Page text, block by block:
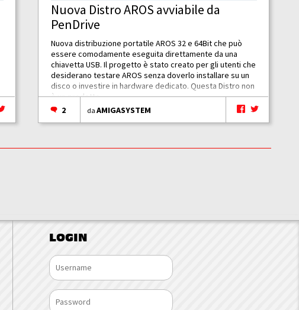
Nuova Distro AROS avviabile da
PenDrive
Nuova distribuzione portatile AROS 32 e 64Bit che può
essere comodamente eseguita direttamente da una
chiavetta USB. Il progetto è stato creato per gli utenti che
desiderano testare AROS senza doverlo installare su un
disco o investire in hardware dedicato. Questa Distro non
è un prodotto...
2
daAMIGASYSTEM
LOGIN